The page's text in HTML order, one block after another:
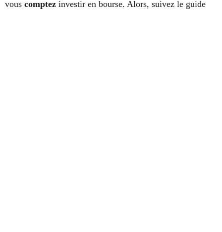
vous comptez investir en bourse. Alors, suivez le guide